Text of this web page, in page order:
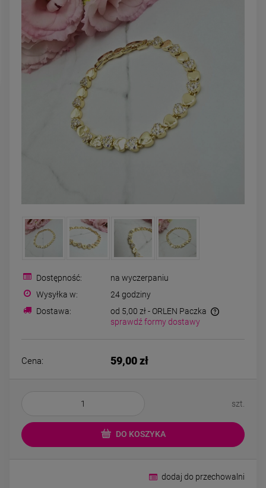
DO KOSZYKA
Bransoletka srebrna STAL
CHIRURGICZNA
modułowa ażurowa
cyrkonie
69,00 zł
Dostępność:
na wyczerpaniu
Wysyłka w:
24 godziny
Dostawa:
od 5,00 zł - ORLEN Paczka
sprawdź formy dostawy
Cena: 59,00 zł
szt.
DO KOSZYKA
dodaj do przechowalni